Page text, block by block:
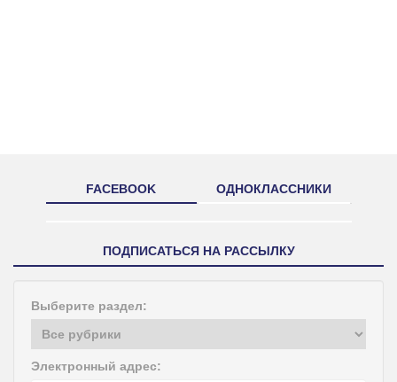
FACEBOOK ОДНОКЛАССНИКИ
ПОДПИСАТЬСЯ НА РАССЫЛКУ
Выберите раздел:
Электронный адрес: